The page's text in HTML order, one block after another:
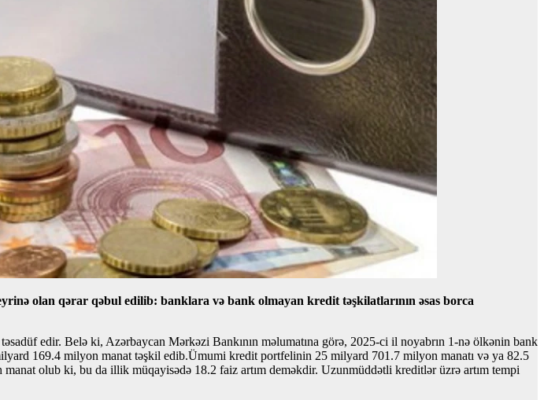
olan qərar qəbul edilib: banklara və bank olmayan kredit təşkilatlarının əsas borca
edir. Belə ki, Azərbaycan Mərkəzi Bankının məlumatına görə, 2025-ci il noyabrın 1-nə ölkənin bank
169.4 milyon manat təşkil edib.Ümumi kredit portfelinin 25 milyard 701.7 milyon manatı və ya 82.5
olub ki, bu da illik müqayisədə 18.2 faiz artım deməkdir. Uzunmüddətli kreditlər üzrə artım tempi